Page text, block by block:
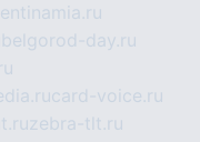
belgorod-day.ru
card-voice.ru
zebra-tlt.ru